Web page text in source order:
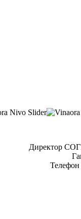
Директор
Телефон